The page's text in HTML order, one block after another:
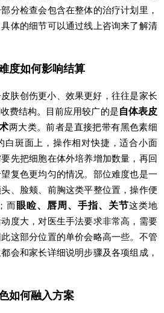
分检查会包含在整体的治疗计划里，
体的细节可以通过线上咨询来了解清
度如何影响结算
肤创伤更小、效果更好，往往是家长
费结构。目前应用较广的是自体表皮
两大类。前者是直接把带有黑色素细
白斑面上，操作相对快捷，适合小面
先把细胞在体外培养增加数量，再回
复色更均匀的情况。部位难度也是一
、脸颊、前胸这类平整位置，操作便
而眼睑、唇周、手指、关节这类地
度大，对医生手法要求非常高，需要
这部分位置的单价会略高一些。不管
会和家长详细说明步骤及各项组成，
如何融入方案